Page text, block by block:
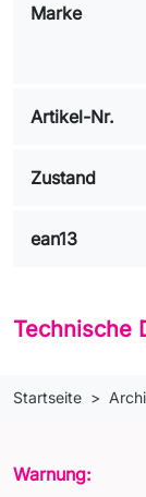
Marke
Artikel-Nr.
Zustand
ean13
Technische
Startseite
Warnung: